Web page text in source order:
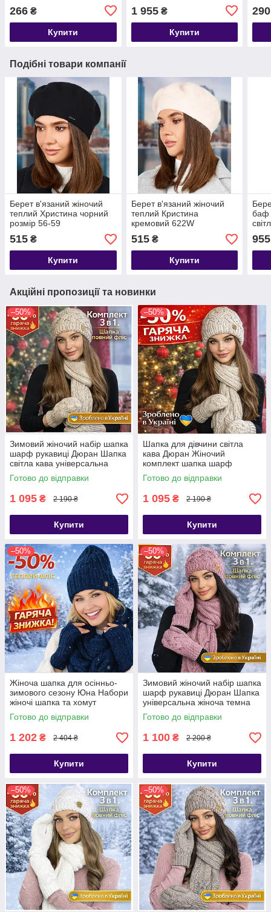
266 ₴
Купити
1 955₴
Купити
290
Подібні товари компанії
Берет в'язаний жіночий
теплий Христина чорний
розмір 56-59
515 ₴
Купити
Берет в'язаний жіночий
теплий Кристина
кремовий 622W
515₴
Купити
баф
955
Акційні пропозиції та новинки
–50%
Зимовий жіночий набір шапка
шарф рукавиці Дюран Шапка
світла кава універсальна
жіноча
Готово до відправки
1 095 ₴ 2 190 ₴
Купити
–50%
Шапка для дівчини світла
кава Дюран Жіночий
комплект шапка шарф
рукавиці
Готово до відправки
1 095 ₴ 2 190 ₴
Купити
–50%
Жіноча шапка для осінньо-
зимового сезону Юна Набори
жіночі шапка та хомут
Готово до відправки
1 202 ₴ 2 404 ₴
Купити
–50%
Зимовий жіночий набір шапка
шарф рукавиці Дюран Шапка
універсальна жіноча темна
пудра
Готово до відправки
1 100 ₴ 2 200 ₴
Купити
–50% –50%